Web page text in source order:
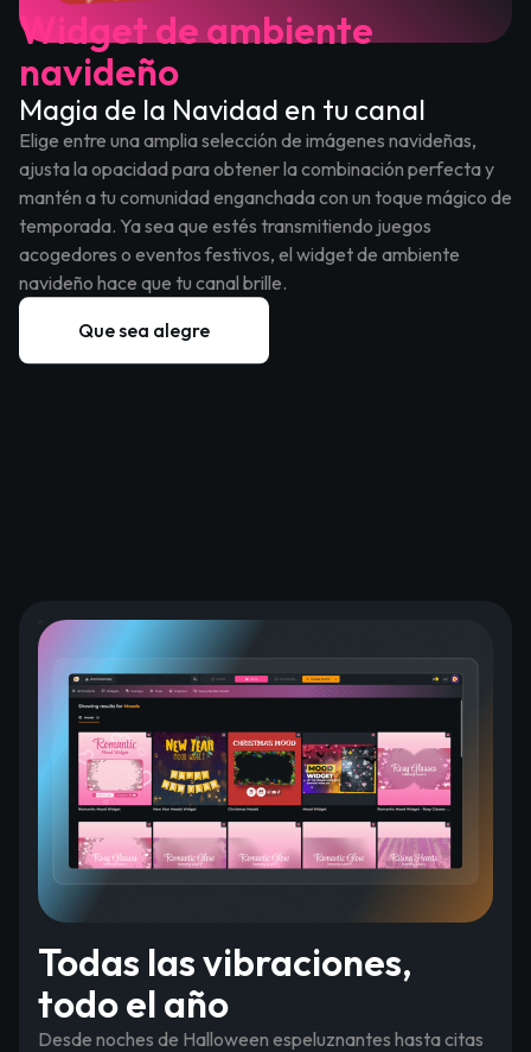
Widget de ambiente
navideño
Magia de la Navidad en tu canal
Elige entre una amplia selección de imágenes navideñas,
ajusta la opacidad para obtener la combinación perfecta y
mantén a tu comunidad enganchada con un toque mágico de
temporada. Ya sea que estés transmitiendo juegos
acogedores o eventos festivos, el widget de ambiente
navideño hace que tu canal brille.
Que sea alegre
Todas las vibraciones,
todo el año
Desde noches de Halloween espeluznantes hasta citas